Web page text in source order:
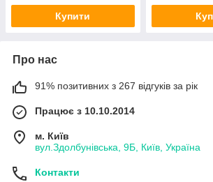
Купити
Про нас
91% позитивних з 267 відгуків за рік
Працює з 10.10.2014
м. Київ
вул.Здолбунівська, 9Б, Київ, Україна
Контакти